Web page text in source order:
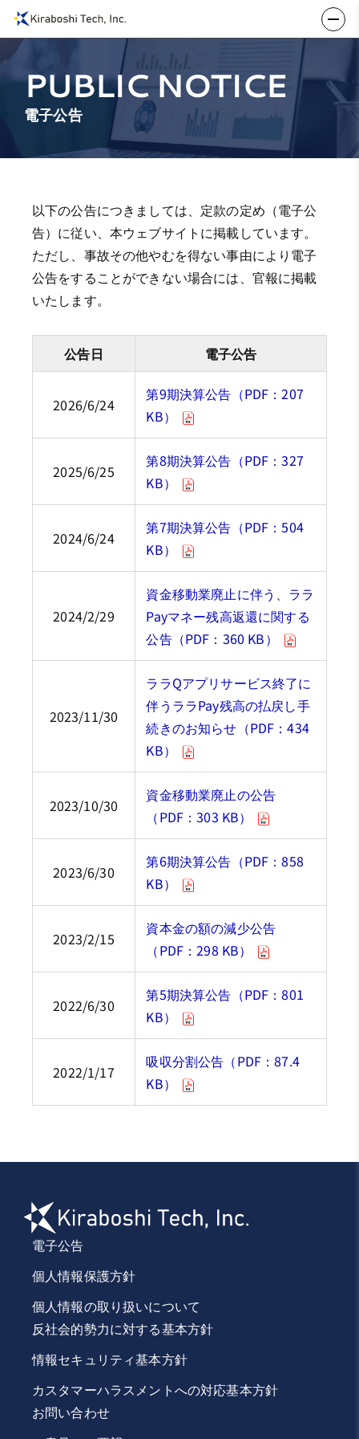
PUBLIC NOTICE
電子公告
以下の公告につきましては、定款の定め（電子公
告）に従い、本ウェブサイトに掲載しています。
ただし、事故その他やむを得ない事由により電子
公告をすることができない場合には、官報に掲載
いたします。
公告日 電子公告
2026/6/24
第9期決算公告（PDF：207
KB）
2025/6/25
第8期決算公告（PDF：327
KB）
2024/6/24
第7期決算公告（PDF：504
KB）
2024/2/29
資金移動業廃止に伴う、ララ
Payマネー残高返還に関する
公告（PDF：360 KB）
2023/11/30
ララQアプリサービス終了に
伴うララPay残高の払戻し手
続きのお知らせ（PDF：434
KB）
2023/10/30
資金移動業廃止の公告
（PDF：303 KB）
2023/6/30
第6期決算公告（PDF：858
KB）
2023/2/15
資本金の額の減少公告
（PDF：298 KB）
2022/6/30
第5期決算公告（PDF：801
KB）
2022/1/17
吸収分割公告（PDF：87.4
KB）
電子公告
個人情報保護方針
個人情報の取り扱いについて
反社会的勢力に対する基本方針
情報セキュリティ基本方針
カスタマーハラスメントへの対応基本方針
お問い合わせ